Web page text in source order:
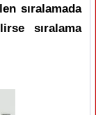
sıralamada
sıralama